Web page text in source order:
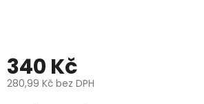
340 Kč
280,99 Kč bez DPH